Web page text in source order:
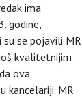
ima
godine,
se pojavili MR
kvalitetnijim
ova
kancelariji. MR